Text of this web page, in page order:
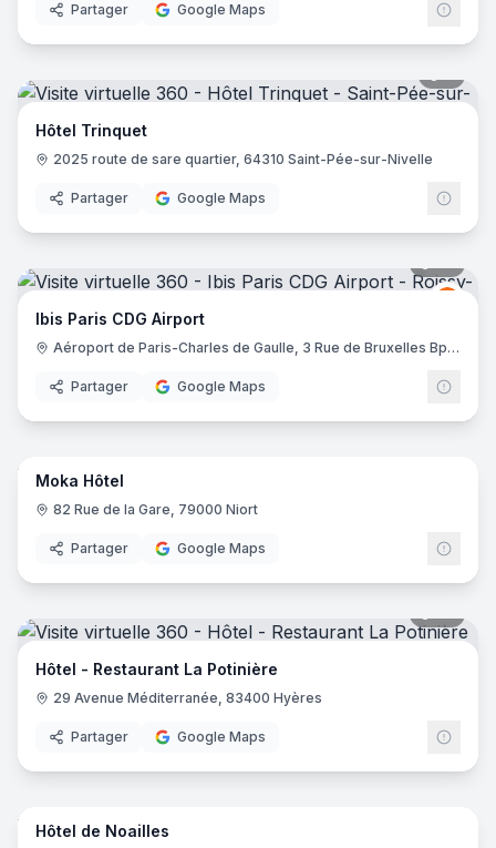
Partager Google Maps
Hôtel Trinquet
2025 route de sare quartier, 64310 Saint-Pée-sur-Nivelle
Partager Google Maps
Ibis
Ibis Paris CDG Airport
Aéroport de Paris-Charles de Gaulle, 3 Rue de Bruxelles Bp 11122, 93290 Roissy-en-France
Partager Google Maps
14
Moka Hôtel
82 Rue de la Gare, 79000 Niort
Partager Google Maps
Hôtel - Restaurant La Potinière
29 Avenue Méditerranée, 83400 Hyères
Partager Google Maps
17
Hôtel de Noailles